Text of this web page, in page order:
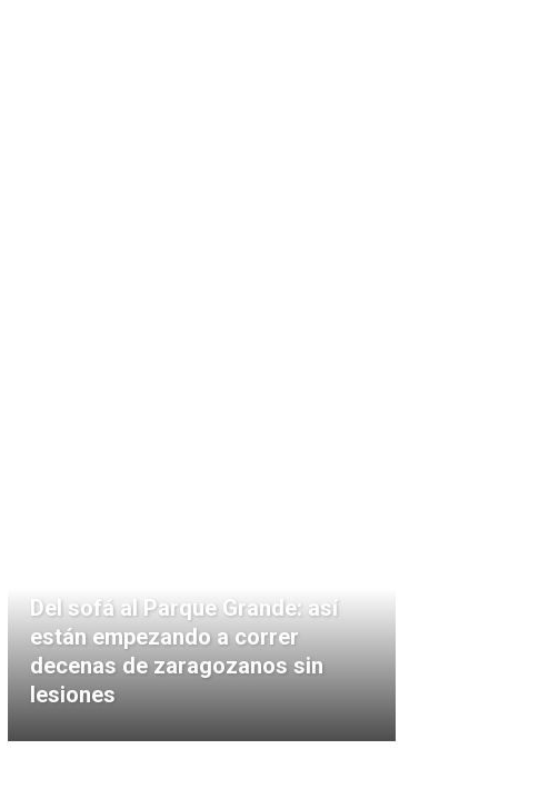
Del sofá al Parque Grande: así
están empezando a correr
decenas de zaragozanos sin
lesiones